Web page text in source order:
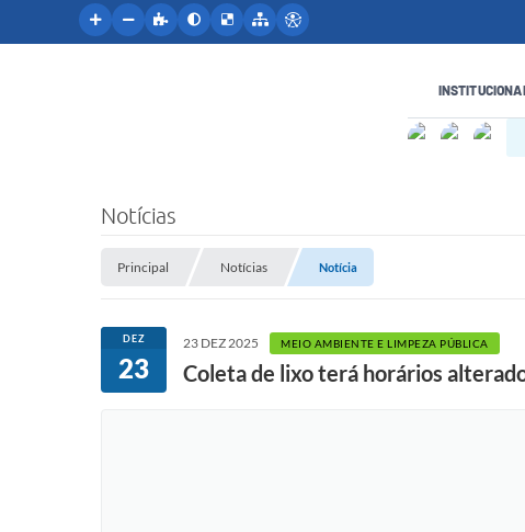
Notícias
Principal Notícias Notícia
DEZ
23
23 DEZ 2025 MEIO AMBIENTE E LIMPEZA PÚBLICA
Coleta de lixo terá horários